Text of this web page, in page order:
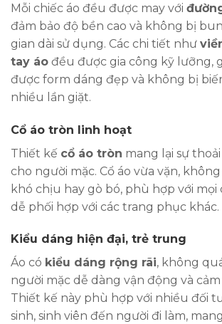
Mỗi chiếc áo đều được may với
đảm bảo độ bền cao và không bị
gian dài sử dụng. Các chi tiết như
tay áo đều được gia công kỹ lưỡng,
được form dáng đẹp và không bị
nhiều lần giặt.
Cổ áo tròn linh hoạt
Thiết kế cổ áo tròn mang lại sự
cho người mặc. Cổ áo vừa vặn,
khó chịu hay gò bó, phù hợp với mọi
dễ phối hợp với các trang phục khác.
Kiểu dáng hiện đại, trẻ trung
Áo có kiểu dáng rộng rãi, không
người mặc dễ dàng vận động và
Thiết kế này phù hợp với nhiều đối
sinh, sinh viên đến người đi làm,